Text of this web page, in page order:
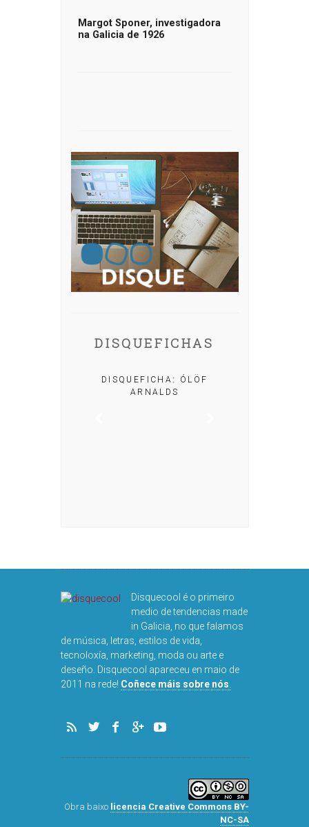
Margot Sponer, investigadora
na Galicia de 1926
DISQUEFICHAS
DISQUEFICHA: ÓLÖF
ARNALDS
Disquecool é o primeiro
medio de tendencias made
de música, letras, estilos de vida,
tecnoloxía, marketing, moda ou arte e